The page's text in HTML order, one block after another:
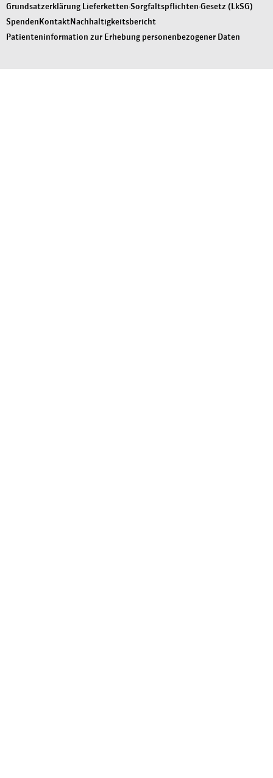
Grundsatzerklärung Lieferketten-Sorgfaltspflichten-Gesetz (LkSG)
SpendenKontaktNachhaltigkeitsbericht
Patienteninformation zur Erhebung personenbezogener Daten